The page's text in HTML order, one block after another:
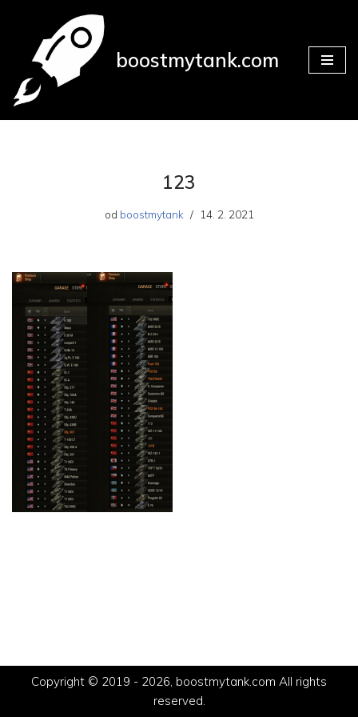
Přeskočit
obsah
boostmytank.com
123
od boostmytank 14. 2. 2021
Copyright © 2019 - 2026, boostmytank.com All rights
reserved.